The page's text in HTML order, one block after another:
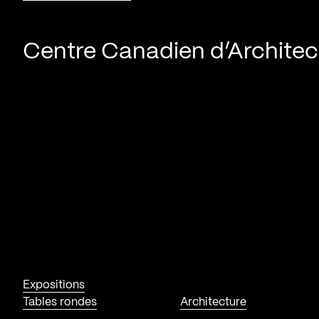
Centre Canadien
Expositions
Tables rondes
Architecture